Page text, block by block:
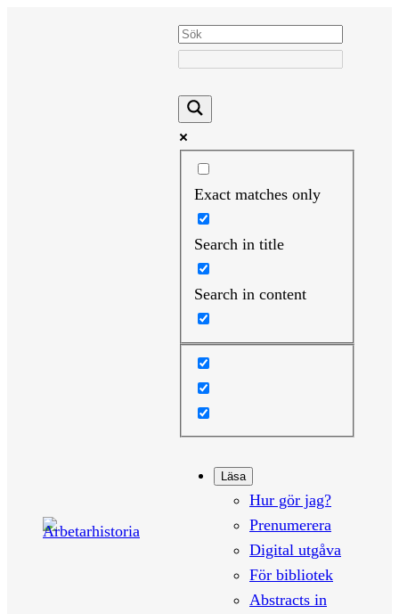
Exact matches only
Search in title
Search in content
Läsa
Hur gör jag?
Prenumerera
Digital utgåva
För bibliotek
Abstracts in